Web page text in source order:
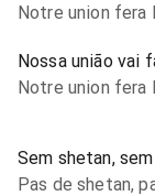
Notre union fera
Nossa união vai
Notre union fera
Sem shetan,
Pas de shetan,